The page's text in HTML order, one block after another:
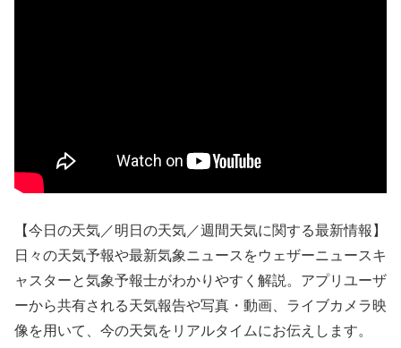
【今日の天気／明日の天気／週間天気に関する最新情報】
日々の天気予報や最新気象ニュースをウェザーニュースキ
ャスターと気象予報士がわかりやすく解説。アプリユーザ
ーから共有される天気報告や写真・動画、ライブカメラ映
像を用いて、今の天気をリアルタイムにお伝えします。